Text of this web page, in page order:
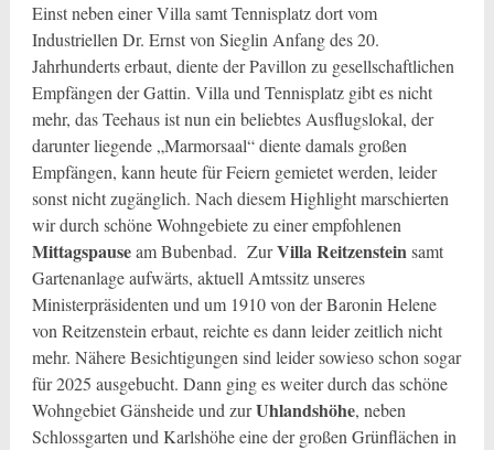
Einst neben einer Villa samt Tennisplatz dort vom
Industriellen Dr. Ernst von Sieglin Anfang des 20.
Jahrhunderts erbaut, diente der Pavillon zu gesellschaftlichen
Empfängen der Gattin. Villa und Tennisplatz gibt es nicht
mehr, das Teehaus ist nun ein beliebtes Ausflugslokal, der
darunter liegende „Marmorsaal“ diente damals großen
Empfängen, kann heute für Feiern gemietet werden, leider
sonst nicht zugänglich. Nach diesem Highlight marschierten
wir durch schöne Wohngebiete zu einer empfohlenen
Mittagspauseam Bubenbad. ZurVilla Reitzensteinsamt
Gartenanlage aufwärts, aktuell Amtssitz unseres
Ministerpräsidenten und um 1910 von der Baronin Helene
von Reitzenstein erbaut, reichte es dann leider zeitlich nicht
mehr. Nähere Besichtigungen sind leider sowieso schon sogar
für 2025 ausgebucht. Dann ging es weiter durch das schöne
Wohngebiet Gänsheide und zurUhlandshöhe, neben
Schlossgarten und Karlshöhe eine der großen Grünflächen in